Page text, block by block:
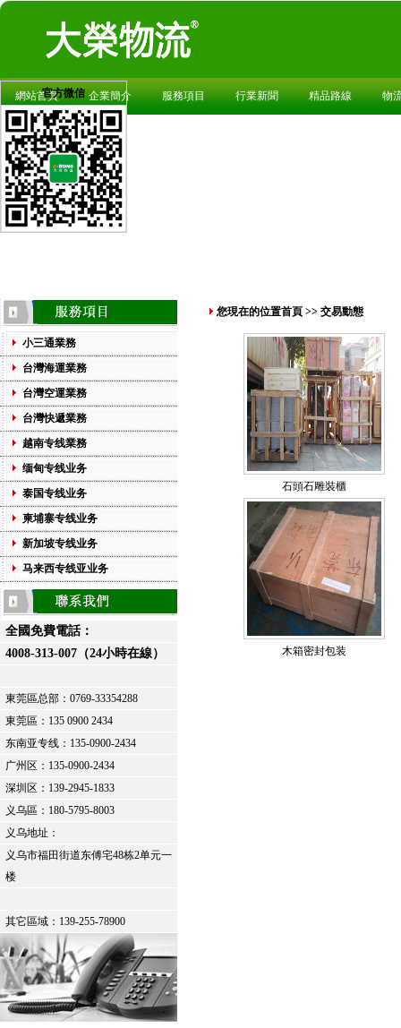
網站首頁 企業簡介 服務項目 行業新聞 精品路線 物
小三通業務
台灣海運業務
台灣空運業務
台灣快遞業務
越南专线業務
缅甸专线业务
泰国专线业务
柬埔寨专线业务
新加坡专线业务
马来西专线亚业务
全國免費電話：
4008-313-007（24小時在線）
東莞區总部： 0769-33354288
東莞區： 135 0900 2434
东南亚专线：135-0900-2434
广州区：135-0900-2434
深圳区：139-2945-1833
义乌區： 180-5795-8003
义乌地址：
义乌市福田街道东傅宅48栋2单元一
楼
其它區域：139-255-78900
您現在的位置首頁 >> 交易動態
石頭石雕裝櫃
木箱密封包装
官方微信